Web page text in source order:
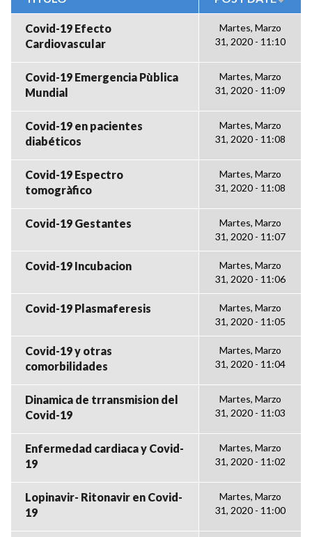
Covid-19 Efecto
Cardiovascular
Martes, Marzo
31, 2020 - 11:10
Covid-19 Emergencia Pùblica
Mundial
Martes, Marzo
31, 2020 - 11:09
Covid-19 en pacientes
diabéticos
Martes, Marzo
31, 2020 - 11:08
Covid-19 Espectro
tomogràfico
Martes, Marzo
31, 2020 - 11:08
Covid-19 Gestantes
Martes, Marzo
31, 2020 - 11:07
Covid-19 Incubacion
Martes, Marzo
31, 2020 - 11:06
Covid-19 Plasmaferesis
Martes, Marzo
31, 2020 - 11:05
Covid-19 y otras
comorbilidades
Martes, Marzo
31, 2020 - 11:04
Dinamica de trransmision del
Covid-19
Martes, Marzo
31, 2020 - 11:03
Enfermedad cardiaca y Covid-
19
Martes, Marzo
31, 2020 - 11:02
Lopinavir- Ritonavir en Covid-
19
Martes, Marzo
31, 2020 - 11:00